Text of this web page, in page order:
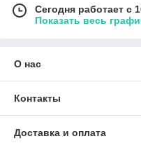
Сегодня работает с
Показать весь
О нас
Контакты
Доставка и оплата